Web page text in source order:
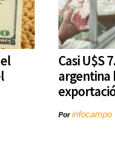
Casi U$S
argentina
Porinfocampo